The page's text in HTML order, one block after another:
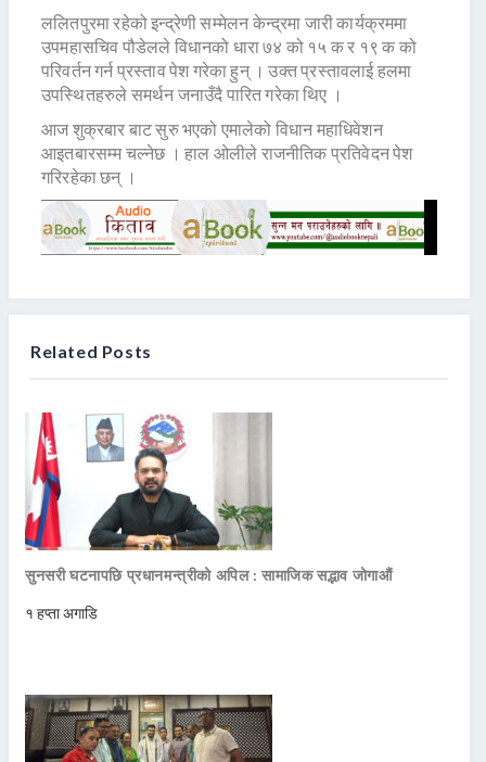
ललितपुरमा रहेको इन्द्रेणी सम्मेलन केन्द्रमा जारी कार्यक्रममा
उपमहासचिव पौडेलले विधानको धारा ७४ को १५ क र १९ क को
परिवर्तन गर्न प्रस्ताव पेश गरेका हुन् । उक्त प्रस्तावलाई हलमा
उपस्थितहरुले समर्थन जनाउँदै पारित गरेका थिए ।
आज शुक्रबार बाट सुरु भएको एमालेको विधान महाधिवेशन
आइतबारसम्म चल्नेछ । हाल ओलीले राजनीतिक प्रतिवेदन पेश
गरिरहेका छन् ।
Related Posts
सुनसरी घटनापछि प्रधानमन्त्रीको अपिल : सामाजिक सद्भाव जोगाऔं
१ हप्ता अगाडि